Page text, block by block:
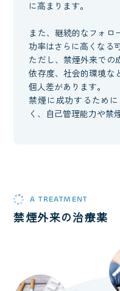
に高まります。
また、継続的なフォロ
功率はさらに高くなる
ただし、禁煙外来での
依存度、社会的環境な
個人差があります。
禁煙に成功するため
く、自己管理能力や禁
A TREATMENT
禁煙外来の治療薬